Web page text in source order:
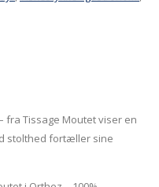
fra Tissage Moutet viser en
stolthed fortæller sine